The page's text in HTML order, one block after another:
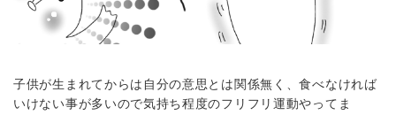
子供が生まれてからは自分の意思とは関係無く、食べなければ
いけない事が多いので気持ち程度のフリフリ運動やってま